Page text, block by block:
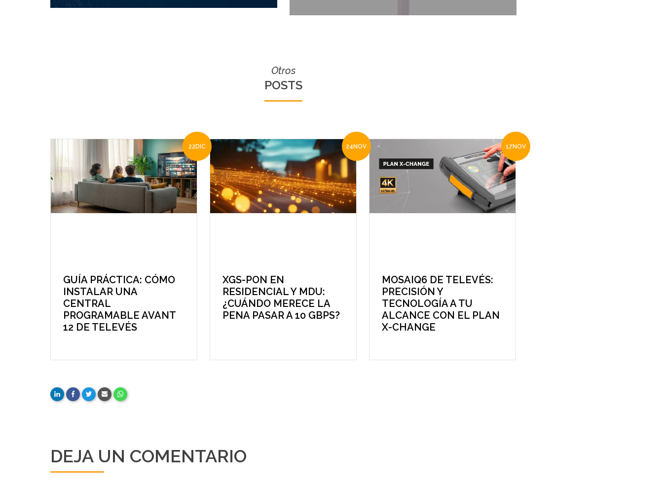
Otros
POSTS
22DIC
GUÍA PRÁCTICA: CÓMO
INSTALAR UNA
CENTRAL
PROGRAMABLE AVANT
12 DE TELEVÉS
24NOV
XGS-PON EN
RESIDENCIAL Y MDU:
¿CUÁNDO MERECE LA
PENA PASAR A 10 GBPS?
17NOV
MOSAIQ6 DE TELEVÉS:
PRECISIÓN Y
TECNOLOGÍA A TU
ALCANCE CON EL PLAN
X-CHANGE
DEJA UN COMENTARIO